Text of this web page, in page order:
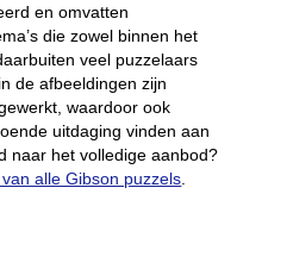
en omvatten
die zowel binnen het
veel puzzelaars
de afbeeldingen zijn
waardoor ook
uitdaging vinden aan
naar het volledige aanbod?
alle Gibson puzzels.